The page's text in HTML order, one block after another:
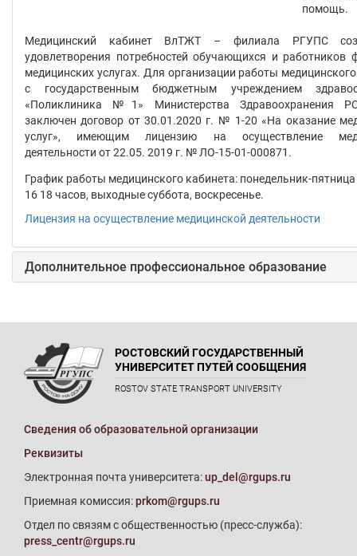
помощь.
Медицинский кабинет ВлТЖТ – филиала РГУПС
удовлетворения потребностей обучающихся и работников
медицинских услугах. Для организации работы
с государственным бюджетным учреждением
«Поликлиника №1» Министерства Здравоохранения
заключен договор от 30.01.2020 г. № 1-20 «На оказание
услуг», имеющим лицензию на осуществление
деятельности от 22.05. 2019 г. № ЛО-15-01-000871.
График работы медицинского кабинета: понедельник-пятница
16 18 часов, выходные суббота, воскресенье.
Лицензия на осуществление медицинской деятельности
Дополнительное профессиональное образование
РОСТОВСКИЙ ГОСУДАРСТВЕННЫЙ
УНИВЕРСИТЕТ ПУТЕЙ СООБЩЕНИЯ
ROSTOV STATE TRANSPORT UNIVERSITY
Сведения об образовательной организации
Реквизиты
Электронная почта университета:up_del@rgups.ru
Приемная комиссия:prkom@rgups.ru
Отдел по связям с общественностью (пресс-служба):
press_centr@rgups.ru